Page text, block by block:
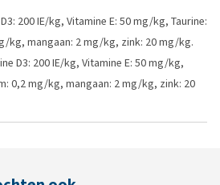
200 IE/kg, Vitamine E: 50 mg/kg, Taurine:
kg, mangaan: 2 mg/kg, zink: 20 mg/kg.
D3: 200 IE/kg, Vitamine E: 50 mg/kg,
0,2 mg/kg, mangaan: 2 mg/kg, zink: 20